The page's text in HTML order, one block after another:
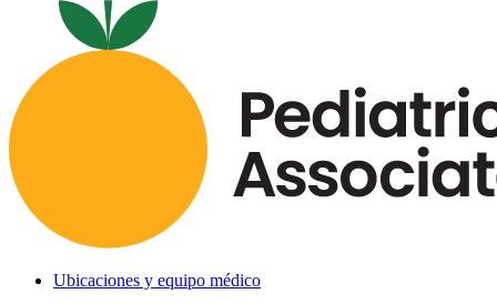
Ubicaciones y equipo médico